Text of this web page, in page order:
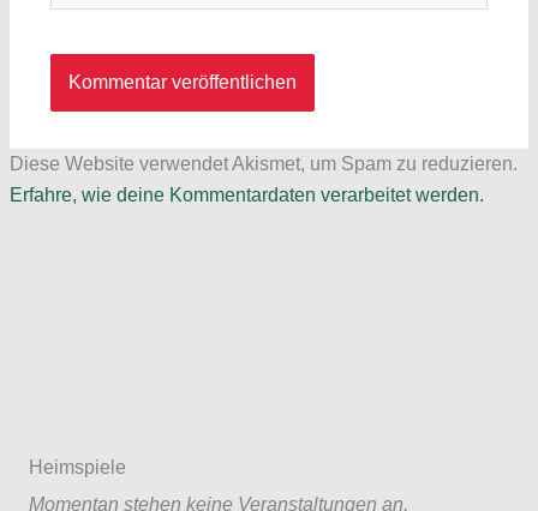
Diese Website verwendet Akismet, um Spam zu reduzieren.
Erfahre, wie deine Kommentardaten verarbeitet werden.
Heimspiele
Momentan stehen keine Veranstaltungen an.